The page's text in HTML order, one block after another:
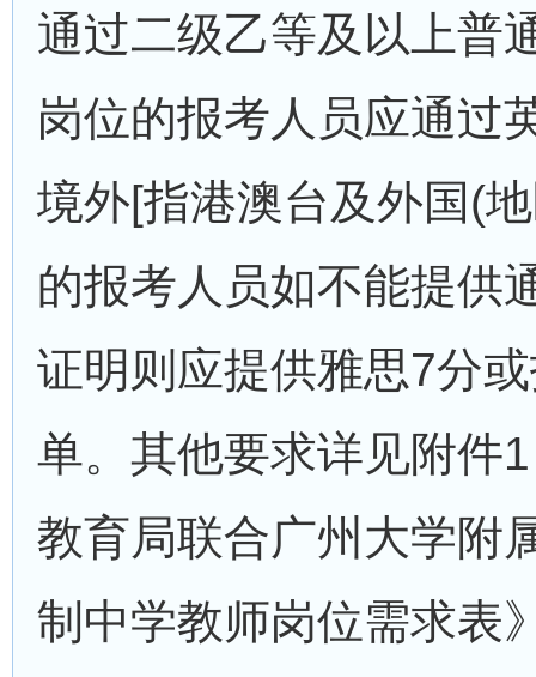
通过二级乙等及以上普
岗位的报考人员应通过
境外[指港澳台及外国(
的报考人员如不能提供
证明则应提供雅思7分
单。其他要求详见附件
教育局联合广州大学附
制中学教师岗位需求表